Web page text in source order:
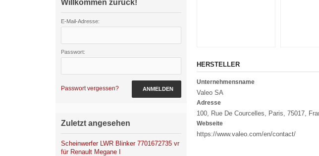
HERSTELLER
Unternehmensname
Valeo SA
Adresse
100, Rue De Courcelles, Paris, 75017,
Webseite
https://www.valeo.com/en/contact/
Willkommen zurück!
E-Mail-Adresse:
Passwort:
Passwort vergessen? ANMELDEN
Zuletzt angesehen
Scheinwerfer LWR Blinker 7701672735 vr
für Renault Megane I